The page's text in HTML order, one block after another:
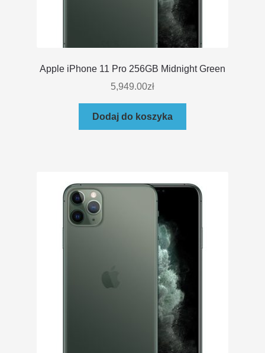
Apple iPhone 11 Pro 256GB Midnight Green
5,949.00zł
Dodaj do koszyka